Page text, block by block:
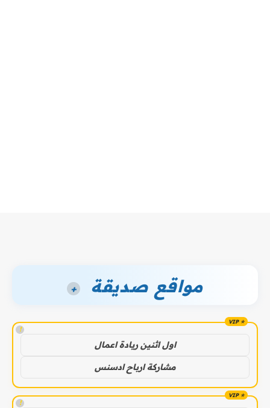
مواقع صديقة +
!
اول اثنين ريادة اعمال
مشاركة ارباح ادسنس
!